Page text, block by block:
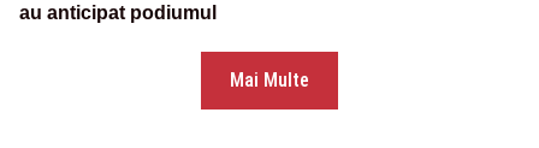
au anticipat podiumul
Mai Multe